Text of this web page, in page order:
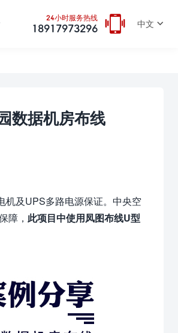
中文
24小时服务热线
18917973296
数据机房布线
机及UPS多路电源保证。中央空
障， 此项目中使用凤图布线U型